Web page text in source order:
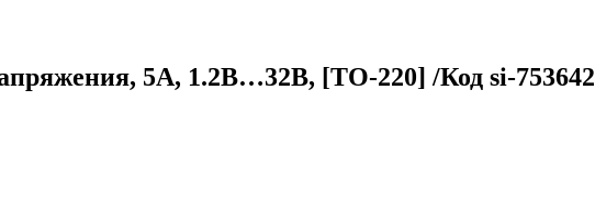
5А, 1.2В…32В, [TO-220] /Код si-753642